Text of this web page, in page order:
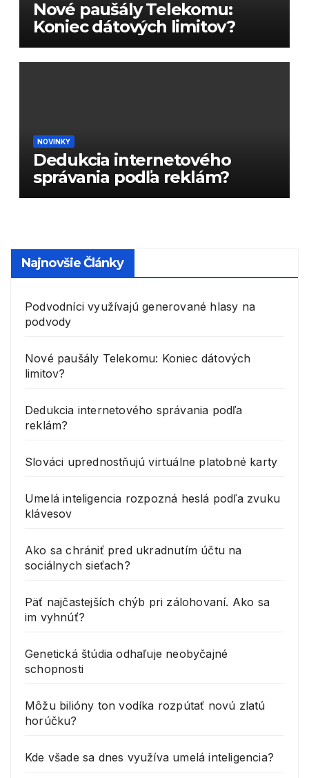
Nové paušály Telekomu:
Koniec dátových limitov?
NOVINKY
Dedukcia internetového
správania podľa reklám?
Najnovšie Články
Podvodníci využívajú generované hlasy na
podvody
Nové paušály Telekomu: Koniec dátových
limitov?
Dedukcia internetového správania podľa
reklám?
Slováci uprednostňujú virtuálne platobné karty
Umelá inteligencia rozpozná heslá podľa zvuku
klávesov
Ako sa chrániť pred ukradnutím účtu na
sociálnych sieťach?
Päť najčastejších chýb pri zálohovaní. Ako sa
im vyhnúť?
Genetická štúdia odhaľuje neobyčajné
schopnosti
Môžu bilióny ton vodíka rozpútať novú zlatú
horúčku?
Kde všade sa dnes využíva umelá inteligencia?